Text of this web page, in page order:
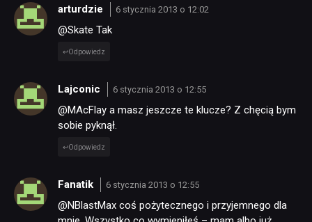
arturdzie 6 stycznia 2013 o 12:02
@Skate Tak
Odpowiedz
Lajconic 6 stycznia 2013 o 12:55
@MAcFlay a masz jeszcze te klucze? Z chęcią bym
sobie pyknął.
Odpowiedz
Fanatik 6 stycznia 2013 o 12:55
@NBlastMax coś pożytecznego i przyjemnego dla